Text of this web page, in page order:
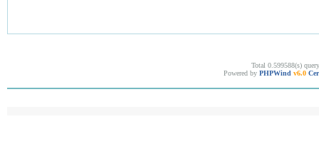
Total 0.599588(s)
Powered by PHPWind v6.0